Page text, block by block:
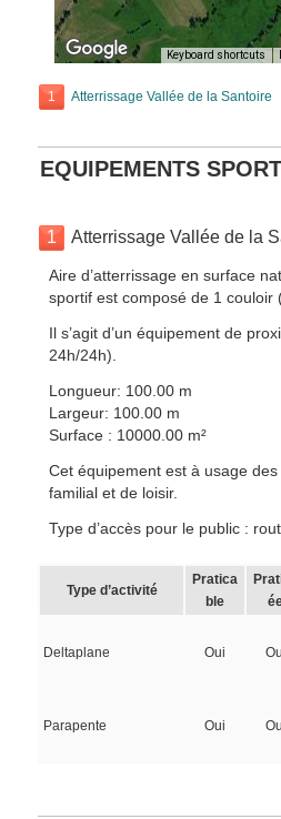
Keyboard shortcuts
1 Atterrissage Vallée de la Santoire
EQUIPEMENTS
1 Atterrissage Vallée de la
Aire d’atterrissage en surface
sportif est composé de 1 couloir
Il s’agit d’un équipement de
24h/24h).
Longueur: 100.00 m
Largeur: 100.00 m
Surface : 10000.00 m²
Cet équipement est à usage
familial et de loisir.
Type d’accès pour le public :
Type d’activité
Pratica
ble
Deltaplane Oui
Parapente Oui